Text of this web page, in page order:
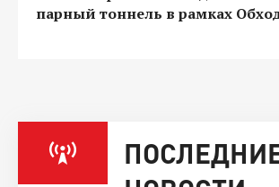
парный тоннель в рамках